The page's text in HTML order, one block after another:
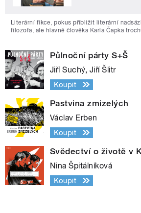
Literární fikce, pokus přiblížit literární
filozofa, ale hlavně člověka Karla Čapka
Půlnoční párty S+Š
Jiří Suchý, Jiří Šlitr
Koupit
Pastvina zmizelých
Václav Erben
Koupit
Svědectví o životě v
Nina Špitálníková
Koupit